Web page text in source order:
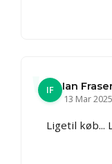
IF
Ian
13 Mar 2025
Ligetil køb...